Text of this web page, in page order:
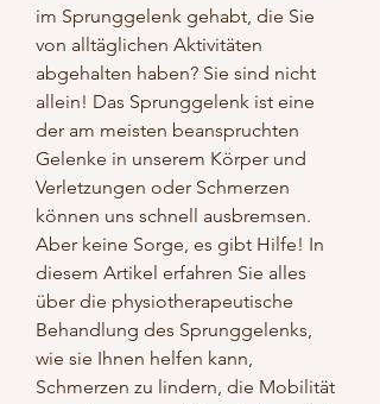
im Sprunggelenk gehabt, die Sie
von alltäglichen Aktivitäten
abgehalten haben? Sie sind nicht
allein! Das Sprunggelenk ist eine
der am meisten beanspruchten
Gelenke in unserem Körper und
Verletzungen oder Schmerzen
können uns schnell ausbremsen.
Aber keine Sorge, es gibt Hilfe! In
diesem Artikel erfahren Sie alles
über die physiotherapeutische
Behandlung des Sprunggelenks,
wie sie Ihnen helfen kann,
Schmerzen zu lindern, die Mobilität